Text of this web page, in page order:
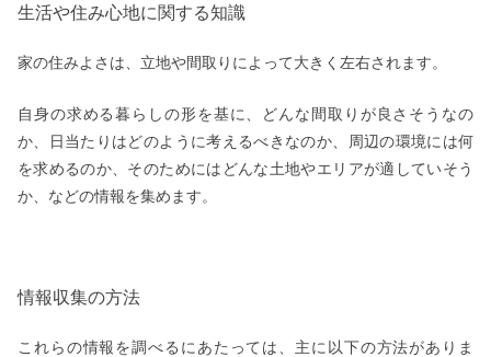
生活や住み心地に関する知識
家の住みよさは、立地や間取りによって大きく左右されます。
自身の求める暮らしの形を基に、どんな間取りが良さそうなの
か、日当たりはどのように考えるべきなのか、周辺の環境には何
を求めるのか、そのためにはどんな土地やエリアが適していそう
か、などの情報を集めます。
情報収集の方法
これらの情報を調べるにあたっては、主に以下の方法がありま